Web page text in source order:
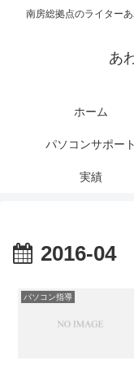
南房総拠点のライター
あ
ホーム
パソコンサポート
実績
2016-04
パソコン指導